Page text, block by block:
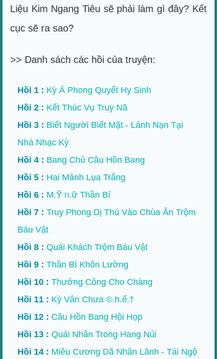
Liệu Kim Ngang Tiêu sẽ phải làm gì đây? Kết
cục sẽ ra sao?
>> Danh sách các hồi của truyện:
Hồi 1 : Kỳ Á Phong Quyết Hy Sinh
Hồi 2 : Kết Thúc Vụ Truy Nã
Hồi 3 : Biết Người Biết Mặt - Lánh Nạn Tại
Nhà Nhạc Kỳ
Hồi 4 : Bang Chủ Câu Hồn Bang
Hồi 5 : Hai Mảnh Lụa Trắng
Hồi 6 : M.Ỹ ᥒ.ữ Thần Bí
Hồi 7 : Truy Phong Dị Thú Vào Chùa Ăn Trộm
Báu Vật
Hồi 8 : Quái Khách Trộm Báu Vật
Hồi 9 : Thần Bí Khôn Lường
Hồi 10 : Thưởng Công Cho Chàng
Hồi 11 : Kỳ Vân Chưa ©.h.ế.†
Hồi 12 : Câu Hồn Bang Hội Họp
Hồi 13 : Quái Nhân Trong Hang Núi
Hồi 14 : Miêu Cương Dã Nhân Lãnh - Tái Ngộ